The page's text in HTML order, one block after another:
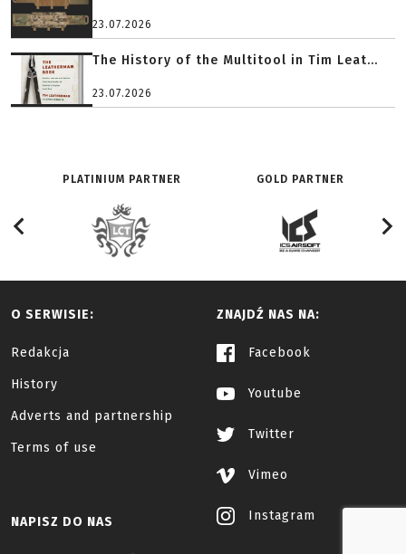
23.07.2026
The History of the Multitool in Tim Leat...
23.07.2026
PLATINIUM PARTNER GOLD PARTNER
O SERWISIE:
Redakcja
History
Adverts and partnership
Terms of use
ZNAJDŹ NAS NA:
Facebook
Youtube
Twitter
Vimeo
Instagram
NAPISZ DO NAS